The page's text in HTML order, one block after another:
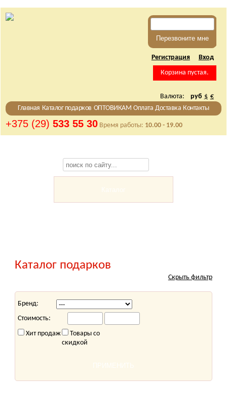
Регистрация
Вход
Корзина пустая.
Валюта: руб $ €
Главная Каталог подарков ОПТОВИКАМ Оплата Доставка Контакты
+375 (29)533 55 30 Время работы: 10.00 - 19.00
Каталог подарков
Скрыть фильтр
Бренд:
Стоимость:
Хит продаж
Товары со
скидкой